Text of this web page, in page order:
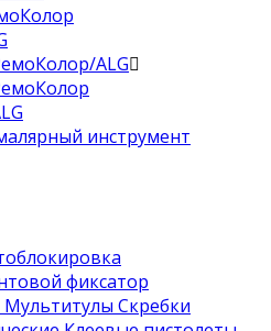
ALG
инструмент
фиксатор
Скребки